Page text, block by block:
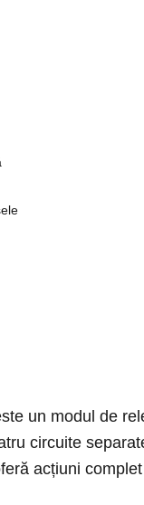
un modul de
circuite
acțiuni